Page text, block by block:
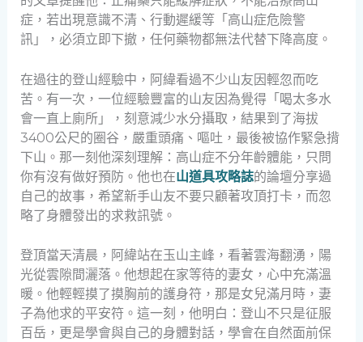
症，若出現意識不清、行動遲緩等「高山症危險警
訊」，必須立即下撤，任何藥物都無法代替下降高度。
在過往的登山經驗中，阿緯看過不少山友因輕忽而吃
苦。有一次，一位經驗豐富的山友因為覺得「喝太多水
會一直上廁所」，刻意減少水分攝取，結果到了海拔
3400公尺的圈谷，嚴重頭痛、嘔吐，最後被協作緊急揹
下山。那一刻他深刻理解：高山症不分年齡體能，只問
你有沒有做好預防。他也在山道具攻略誌的論壇分享過
自己的故事，希望新手山友不要只顧著攻頂打卡，而忽
略了身體發出的求救訊號。
登頂當天清晨，阿緯站在玉山主峰，看著雲海翻湧，陽
光從雲隙間灑落。他想起在家等待的妻女，心中充滿溫
暖。他輕輕摸了摸胸前的護身符，那是女兒滿月時，妻
子為他求的平安符。這一刻，他明白：登山不只是征服
百岳，更是學會與自己的身體對話，學會在自然面前保